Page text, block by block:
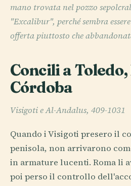
mano trovata nel pozzo
"Excalibur", perché sembra
offerta piuttosto che
Concili a
Córdoba
Visigoti e Al-Andalus, 409-1031
Quando i Visigoti presero il
penisola, non arrivarono
in armature lucenti. Roma li
poi perso il controllo